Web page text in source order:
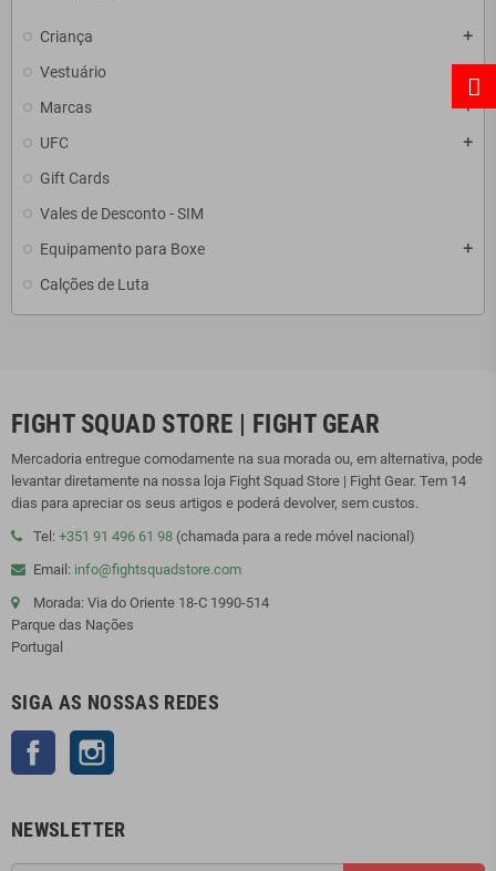
Criança add
Vestuário
Marcas add
UFC add
Gift Cards
Vales de Desconto - SIM
Equipamento para Boxe
add
Calções de Luta
FIGHT SQUAD STORE | FIGHT GEAR
Mercadoria entregue comodamente na sua morada ou, em alternativa, pode
levantar diretamente na nossa loja Fight Squad Store | Fight Gear. Tem 14
dias para apreciar os seus artigos e poderá devolver, sem custos.
Tel: +351 91 496 61 98 (chamada para a rede móvel nacional)
Email: info@fightsquadstore.com
Morada: Via do Oriente 18-C 1990-514
Parque das Nações
Portugal
SIGA AS NOSSAS REDES
Facebook
NEWSLETTER